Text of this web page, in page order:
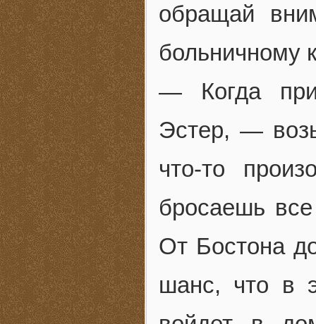
обращай
больничному
— Когда
Эстер, —
что-то
бросаешь
От Бостона
шанс, что в